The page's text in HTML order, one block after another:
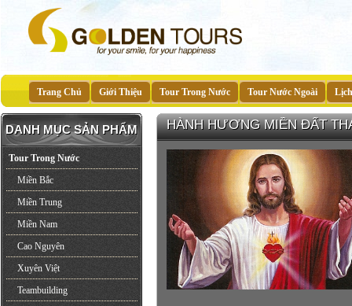
Trang Chủ Giới Thiệu Tour Trong Nước Tour Nước Ngoài
DANH MỤC SẢN PHẨM
Tour Trong Nước
Miền Bắc
Miền Trung
Miền Nam
Cao Nguyên
Xuyên Việt
Teambuilding
HÀNH HƯƠNG MIỀN ĐẤT